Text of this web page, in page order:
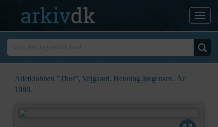
Atletklubben "Thor", Vejgaard. Henning Jørgensen. År
1988.